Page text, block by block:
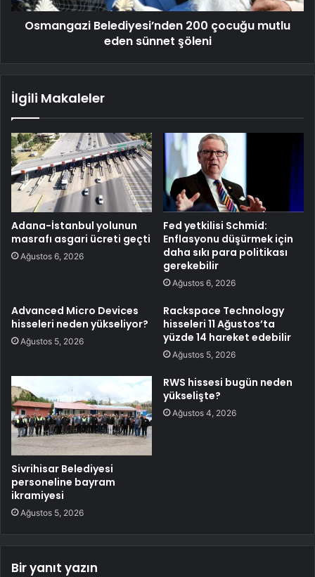
Osmangazi Belediyesi’nden 200 çocuğu mutlu
eden sünnet şöleni
İlgili Makaleler
Adana-İstanbul yolunun
masrafı asgari ücreti geçti
Ağustos 6, 2026
Fed yetkilisi Schmid:
Enflasyonu düşürmek için
daha sıkı para politikası
gerekebilir
Ağustos 6, 2026
Advanced Micro Devices
hisseleri neden yükseliyor?
Ağustos 5, 2026
Rackspace Technology
hisseleri 11 Ağustos’ta
yüzde 14 hareket edebilir
Ağustos 5, 2026
Sivrihisar Belediyesi
personeline bayram
ikramiyesi
Ağustos 5, 2026
RWS hissesi bugün neden
yükselişte?
Ağustos 4, 2026
Bir yanıt yazın